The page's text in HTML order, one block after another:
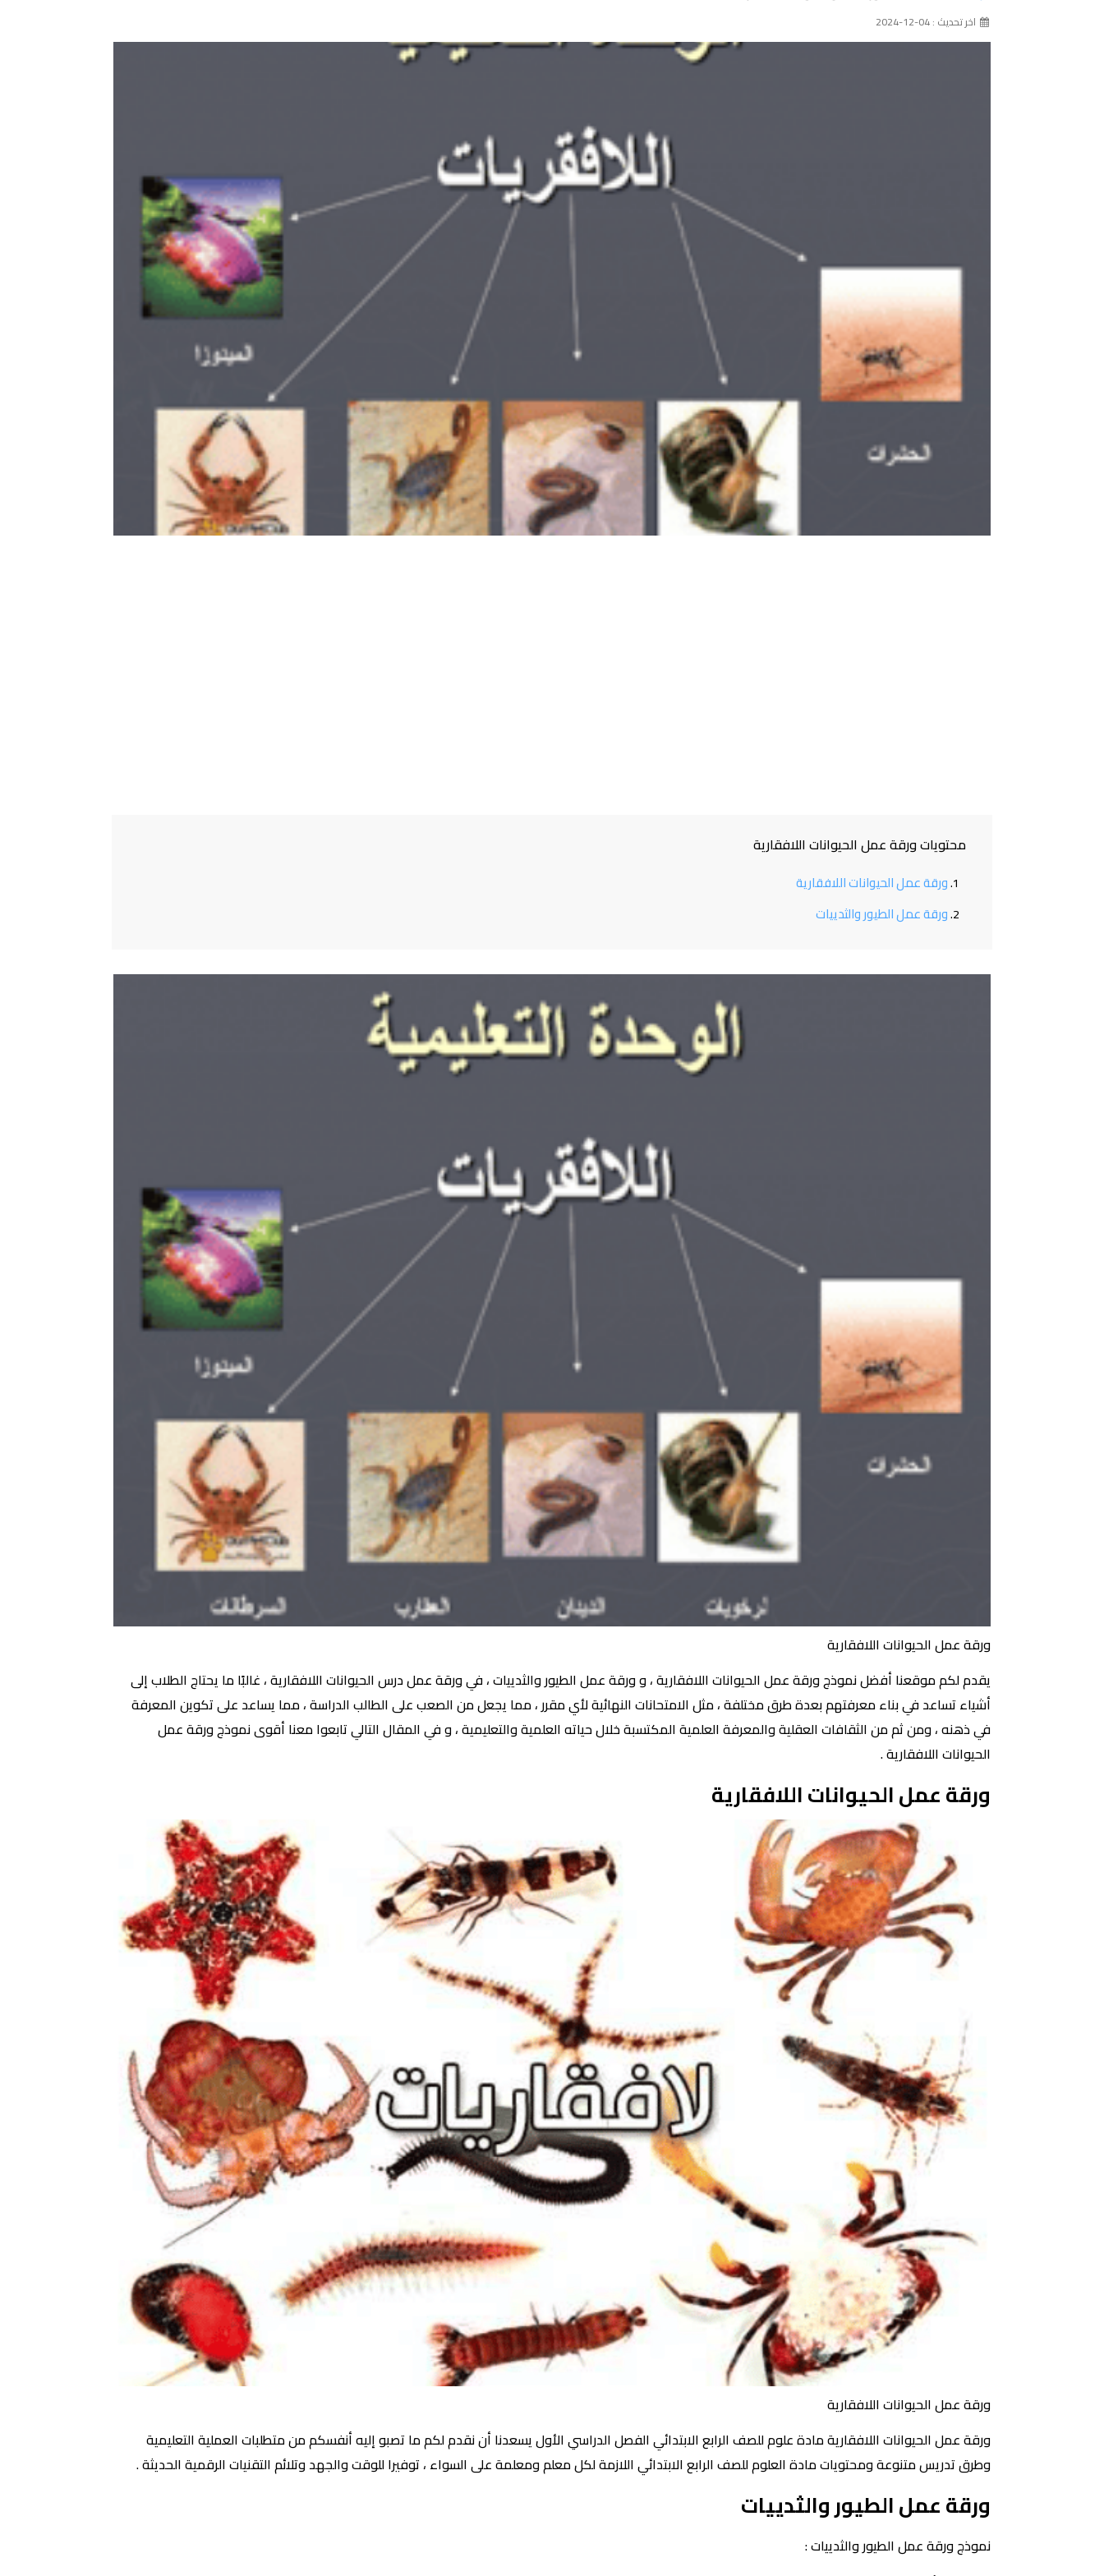
اخر تحديث : 04-12-2024
محتويات ورقة عمل الحيوانات اللافقارية
ورقة عمل الحيوانات اللافقارية
ورقة عمل الطيور والثدييات
ورقة عمل الحيوانات اللافقارية
يقدم لكم موقعنا أفضل نموذج ورقة عمل الحيوانات اللافقارية ، و ورقة عمل الطيور والثدييات ، في ورقة عمل درس الحيوانات اللافقارية ، غالبًا ما يحتاج الطلاب إلى
أشياء تساعد في بناء معرفتهم بعدة طرق مختلفة ، مثل الامتحانات النهائية لأي مقرر ، مما يجعل من الصعب على الطالب الدراسة ، مما يساعد على تكوين المعرفة
في ذهنه ، ومن ثم من الثقافات العقلية والمعرفة العلمية المكتسبة خلال حياته العلمية والتعليمية ، و في المقال التالي تابعوا معنا أقوى نموذج ورقة عمل
الحيوانات اللافقارية .
ورقة عمل الحيوانات اللافقارية
ورقة عمل الحيوانات اللافقارية
ورقة عمل الحيوانات اللافقارية مادة علوم للصف الرابع الابتدائي الفصل الدراسي الأول يسعدنا أن نقدم لكم ما تصبو إليه أنفسكم من متطلبات العملية التعليمية
وطرق تدريس متنوعة ومحتويات مادة العلوم للصف الرابع الابتدائي اللازمة لكل معلم ومعلمة على السواء ، توفيرا للوقت والجهد وتلائم التقنيات الرقمية الحديثة .
ورقة عمل الطيور والثدييات
نموذج ورقة عمل الطيور والثدييات :